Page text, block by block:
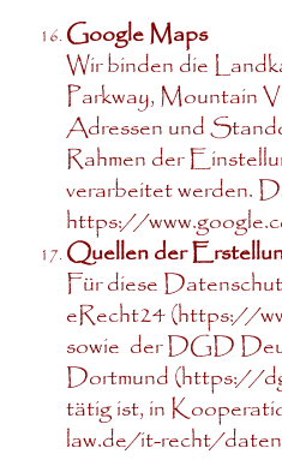
Google Maps
Wir binden die
Parkway, Mountain
Adressen und
Rahmen der
verarbeitet werden.
https://
Quellen der
Für diese
eRecht24 (https://
sowie der DGD
Dortmund (https://
tätig ist, in
law.de/it-recht/